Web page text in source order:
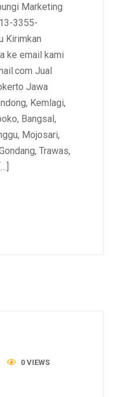
Marketing
3355-
Kirimkan
ke email kami
Jual
Jawa
Kemlagi,
Bangsal,
Mojosari,
Trawas,
0 VIEWS